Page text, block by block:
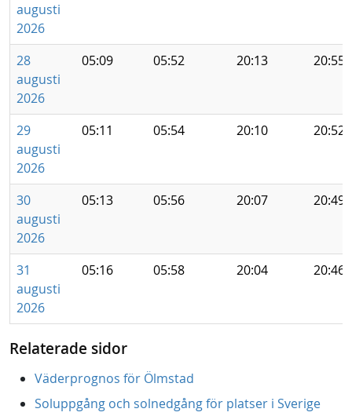
augusti
2026
28
augusti
2026
05:09 05:52 20:13 20:55
29
augusti
2026
05:11 05:54 20:10 20:52
30
augusti
2026
05:13 05:56 20:07 20:49
31
augusti
2026
05:16 05:58 20:04 20:46
Relaterade sidor
Väderprognos för Ölmstad
Soluppgång och solnedgång för platser i Sverige